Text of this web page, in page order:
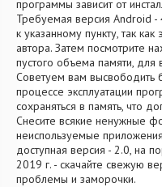
программы зависит от
Требуемая версия Android -
к указанному пункту, так
автора. Затем посмотрите
пустого объема памяти,
Советуем вам высвободить
процессе эксплуатации
сохраняться в память, что
Снесите всякие ненужные
неиспользуемые
доступная версия - 2.0, на
2019 г. - скачайте свежую
проблемы и заморочки.